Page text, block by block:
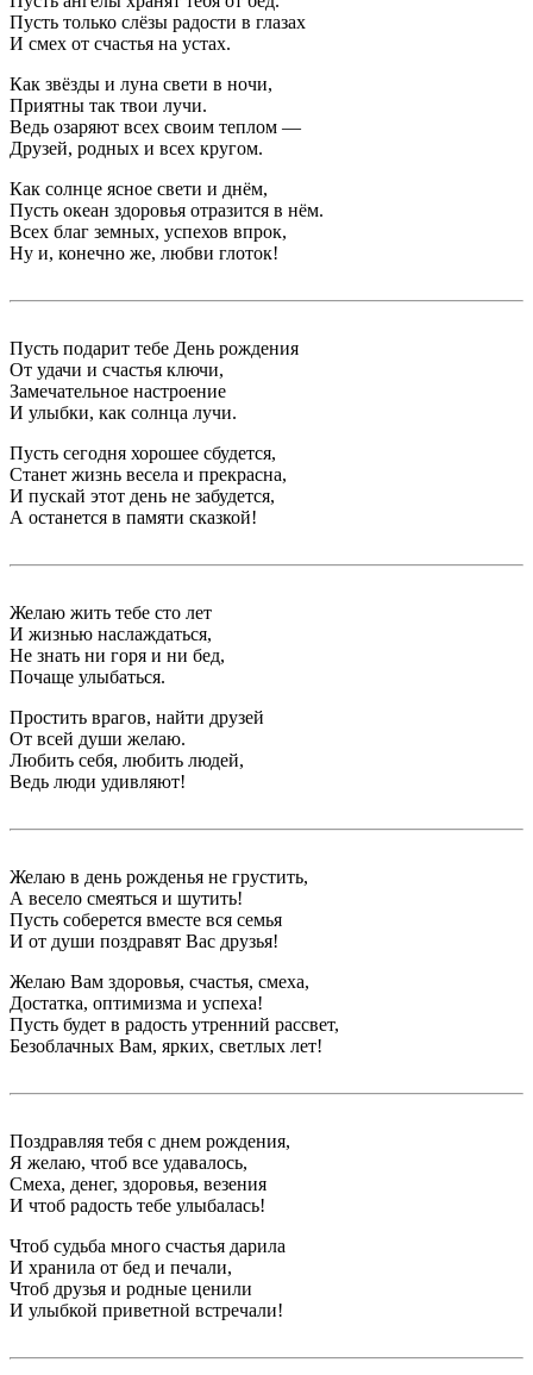
Пусть только слёзы радости в глазах
И смех от счастья на устах.
Как звёзды и луна свети в ночи,
Приятны так твои лучи.
Ведь озаряют всех своим теплом —
Друзей, родных и всех кругом.
Как солнце ясное свети и днём,
Пусть океан здоровья отразится в нём.
Всех благ земных, успехов впрок,
Ну и, конечно же, любви глоток!
Пусть подарит тебе День рождения
От удачи и счастья ключи,
Замечательное настроение
И улыбки, как солнца лучи.
Пусть сегодня хорошее сбудется,
Станет жизнь весела и прекрасна,
И пускай этот день не забудется,
А останется в памяти сказкой!
Желаю жить тебе сто лет
И жизнью наслаждаться,
Не знать ни горя и ни бед,
Почаще улыбаться.
Простить врагов, найти друзей
От всей души желаю.
Любить себя, любить людей,
Ведь люди удивляют!
Желаю в день рожденья не грустить,
А весело смеяться и шутить!
Пусть соберется вместе вся семья
И от души поздравят Вас друзья!
Желаю Вам здоровья, счастья, смеха,
Достатка, оптимизма и успеха!
Пусть будет в радость утренний рассвет,
Безоблачных Вам, ярких, светлых лет!
Поздравляя тебя с днем рождения,
Я желаю, чтоб все удавалось,
Смеха, денег, здоровья, везения
И чтоб радость тебе улыбалась!
Чтоб судьба много счастья дарила
И хранила от бед и печали,
Чтоб друзья и родные ценили
И улыбкой приветной встречали!